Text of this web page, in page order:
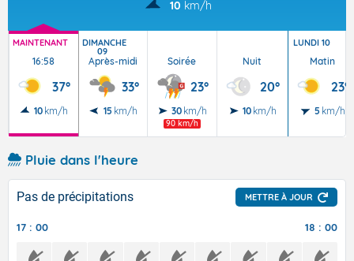
10 km/h
MAINTENANT
16:58
37°
10 km/h
DIMANCHE
09
Après-midi
33°
15 km/h
Soirée
23°
30 km/h
90 km/h
Nuit
20°
10 km/h
LUNDI 10
Matin
23°
5 km/h
Pluie dans l'heure
Pas de précipitations METTRE À JOUR
17 : 00 18 : 00